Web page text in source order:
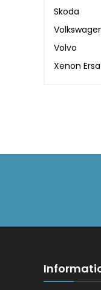
Skoda
Volvo
Xenon